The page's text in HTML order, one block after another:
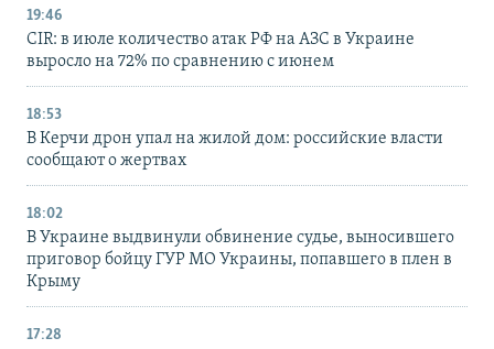
19:46
CIR: в июле количество атак РФ на АЗС в Украине
выросло на 72% по сравнению с июнем
18:53
В Керчи дрон упал на жилой дом: российские власти
сообщают о жертвах
18:02
В Украине выдвинули обвинение судье, выносившего
приговор бойцу ГУР МО Украины, попавшего в плен в
Крыму
17:28